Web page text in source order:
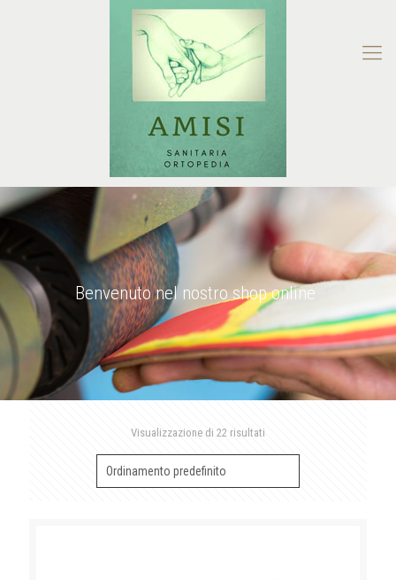
Benvenuto nel nostro shop online
Visualizzazione di 22 risultati